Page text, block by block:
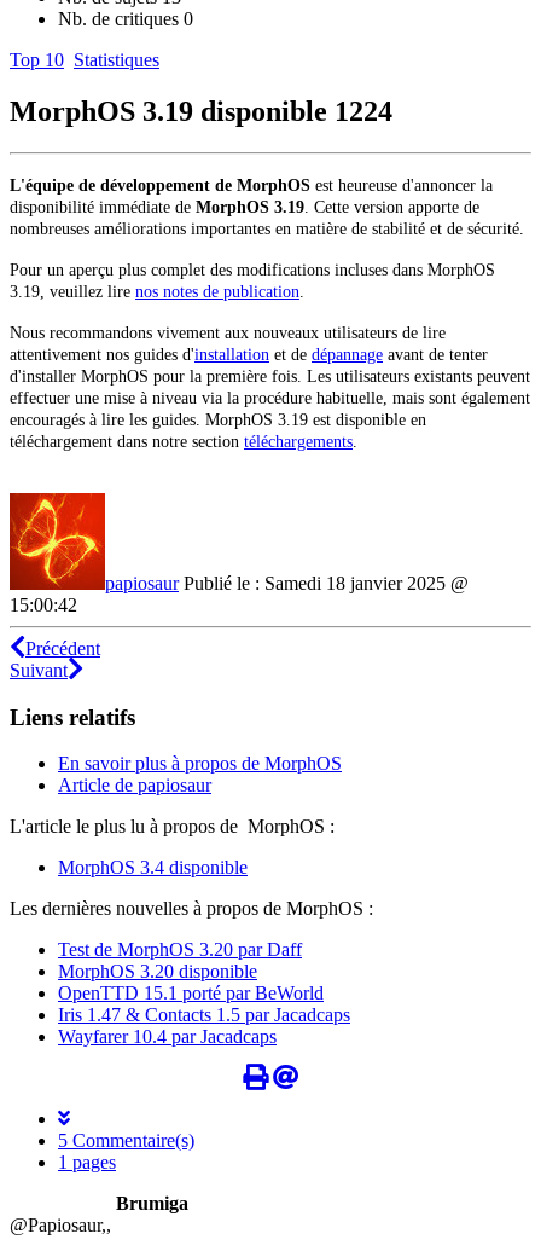
Nb. de critiques 0
Top 10 Statistiques
MorphOS 3.19 disponible 1224
L'équipe de développement de MorphOS est heureuse d'annoncer la
disponibilité immédiate de MorphOS 3.19 . Cette version apporte de
nombreuses améliorations importantes en matière de stabilité et de sécurité.
Pour un aperçu plus complet des modifications incluses dans MorphOS
3.19, veuillez lire nos notes de publication
Nous recommandons vivement aux nouveaux utilisateurs de lire
attentivement nos guides d'installation et de dépannage avant de tenter
d'installer MorphOS pour la première fois. Les utilisateurs existants peuvent
effectuer une mise à niveau via la procédure habituelle, mais sont également
encouragés à lire les guides. MorphOS 3.19 est disponible en
téléchargement dans notre section téléchargements
papiosaurPublié le : Samedi 18 janvier 2025 @
15:00:42
Précédent
Suivant
Liens relatifs
En savoir plus à propos de MorphOS
Article de papiosaur
L'article le plus lu à propos de MorphOS :
MorphOS 3.4 disponible
Les dernières nouvelles à propos de MorphOS :
Test de MorphOS 3.20 par Daff
MorphOS 3.20 disponible
OpenTTD 15.1 porté par BeWorld
Iris 1.47 & Contacts 1.5 par Jacadcaps
Wayfarer 10.4 par Jacadcaps
5 Commentaire(s)
1 pages
Brumiga
@Papiosaur,,